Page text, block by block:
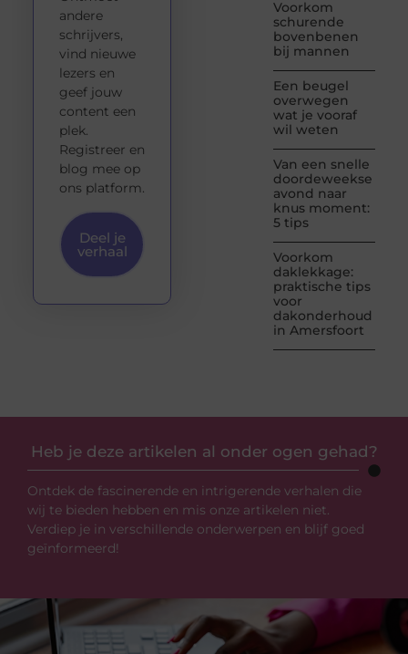
Voorkom
schurende
bovenbenen
bij mannen
Een beugel
overwegen
wat je vooraf
wil weten
Van een snelle
doordeweekse
avond naar
knus moment:
5 tips
Voorkom
daklekkage:
praktische tips
voor
dakonderhoud
in Amersfoort
andere
schrijvers,
vind nieuwe
lezers en
geef jouw
content een
plek.
Registreer en
blog mee op
ons platform.
Deel je
verhaal
Heb je deze artikelen al onder ogen gehad?
Ontdek de fascinerende en intrigerende verhalen die
wij te bieden hebben en mis onze artikelen niet.
Verdiep je in verschillende onderwerpen en blijf goed
geïnformeerd!